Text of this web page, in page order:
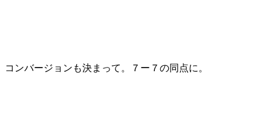
コンバージョンも決まって。７ー７の同点に。